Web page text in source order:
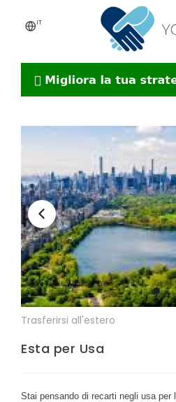
IT
CHI SIAMO
SERVIZI
CONTATTI
BLOG
Trasferirsi all'estero
Esta per Usa
Stai pensando di recarti negli usa per